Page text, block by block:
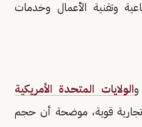
وتقنية الأعمال وخدمات
والولايات المتحدة الأمريكية
قوية، موضحة أن حجم